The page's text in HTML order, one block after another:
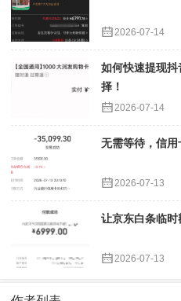
2026-07-14
如何快速提现
择！
2026-07-14
无需等待，信
2026-07-13
让京东白条临
2026-07-13